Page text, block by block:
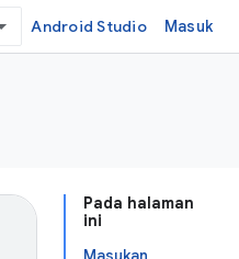
Android Studio Masuk
Pada halaman
ini